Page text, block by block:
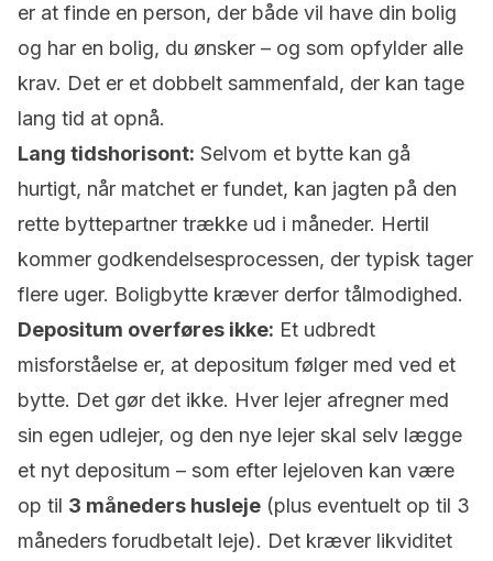
er at finde en person, der både vil have din bolig
og har en bolig, du ønsker – og som opfylder alle
krav. Det er et dobbelt sammenfald, der kan tage
lang tid at opnå.
Lang tidshorisont: Selvom et bytte kan gå
hurtigt, når matchet er fundet, kan jagten på den
rette byttepartner trække ud i måneder. Hertil
kommer godkendelsesprocessen, der typisk tager
flere uger. Boligbytte kræver derfor tålmodighed.
Depositum overføres ikke: Et udbredt
misforståelse er, at depositum følger med ved et
bytte. Det gør det ikke. Hver lejer afregner med
sin egen udlejer, og den nye lejer skal selv lægge
et nyt depositum – som efter lejeloven kan være
op til 3 måneders husleje (plus eventuelt op til 3
måneders forudbetalt leje). Det kræver likviditet